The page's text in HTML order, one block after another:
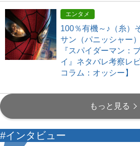
エンタメ
100％有機～♪（糸）
サン（パニッシャー
『スパイダーマン：
イ』ネタバレ考察レ
コラム：オッシー】
もっと見る
#インタビュー